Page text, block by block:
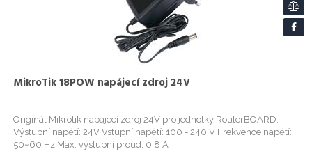
MikroTik 18POW napájecí zdroj 24V
Originál Mikrotik napájecí zdroj 24V pro jednotky RouterBOARD.
Výstupní napětí: 24V Vstupní napětí: 100 - 240 V Frekvence napětí:
50~60 Hz Max. výstupní proud: 0,8 A